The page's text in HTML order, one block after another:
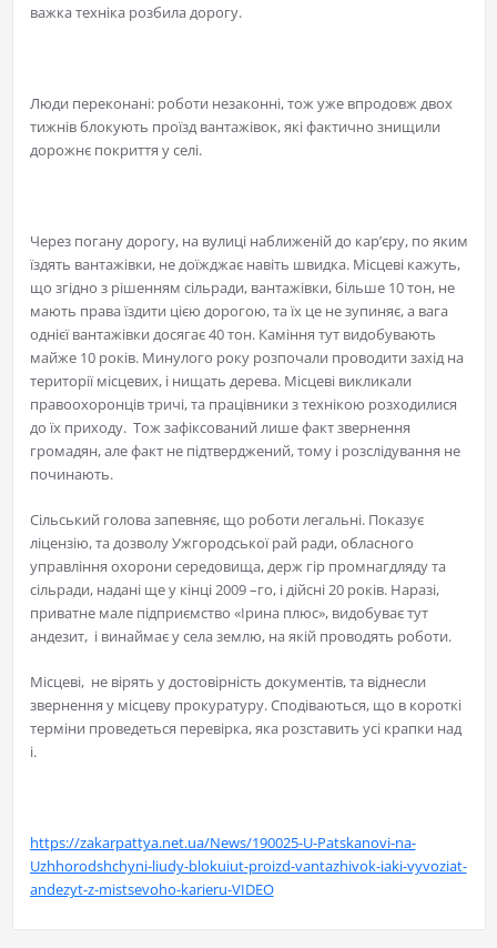
важка техніка розбила дорогу.
Люди переконані: роботи незаконні, тож уже впродовж двох
тижнів блокують проїзд вантажівок, які фактично знищили
дорожнє покриття у селі.
Через погану дорогу, на вулиці наближеній до кар’єру, по яким
їздять вантажівки, не доїжджає навіть швидка. Місцеві кажуть,
що згідно з рішенням сільради, вантажівки, більше 10 тон, не
мають права їздити цією дорогою, та їх це не зупиняє, а вага
однієї вантажівки досягає 40 тон. Каміння тут видобувають
майже 10 років. Минулого року розпочали проводити захід на
території місцевих, і нищать дерева. Місцеві викликали
правоохоронців тричі, та працівники з технікою розходилися
до їх приходу. Тож зафіксований лише факт звернення
громадян, але факт не підтверджений, тому і розслідування не
починають.
Сільський голова запевняє, що роботи легальні. Показує
ліцензію, та дозволу Ужгородської рай ради, обласного
управління охорони середовища, держ гір промнагдляду та
сільради, надані ще у кінці 2009 –го, і дійсні 20 років. Наразі,
приватне мале підприємство «Ірина плюс», видобуває тут
андезит, і винаймає у села землю, на якій проводять роботи.
Місцеві, не вірять у достовірність документів, та віднесли
звернення у місцеву прокуратуру. Сподіваються, що в короткі
терміни проведеться перевірка, яка розставить усі крапки над
і.
https://zakarpattya.net.ua/News/190025-U-Patskanovi-na-
Uzhhorodshchyni-liudy-blokuiut-proizd-vantazhivok-iaki-vyvoziat-
andezyt-z-mistsevoho-karieru-VIDEO